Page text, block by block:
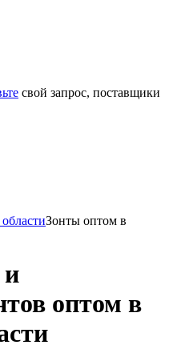
свой запрос, поставщики
Зонты оптом в
и
оптом в